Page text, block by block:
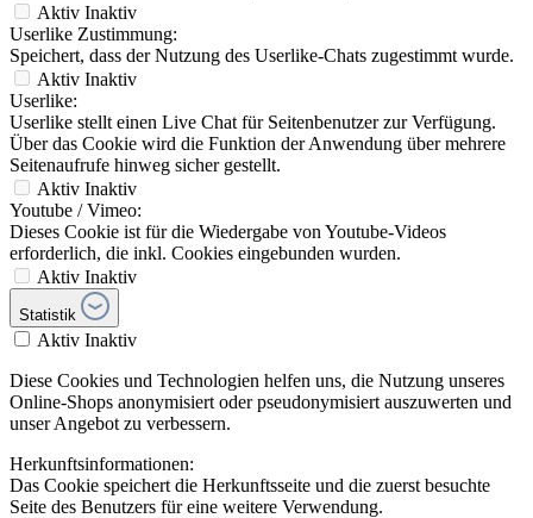
Aktiv Inaktiv
Userlike Zustimmung:
Speichert, dass der Nutzung des Userlike-Chats zugestimmt wurde.
Aktiv Inaktiv
Userlike:
Userlike stellt einen Live Chat für Seitenbenutzer zur Verfügung.
Über das Cookie wird die Funktion der Anwendung über mehrere
Seitenaufrufe hinweg sicher gestellt.
Aktiv Inaktiv
Youtube / Vimeo:
Dieses Cookie ist für die Wiedergabe von Youtube-Videos
erforderlich, die inkl. Cookies eingebunden wurden.
Aktiv Inaktiv
Statistik
Aktiv Inaktiv
Diese Cookies und Technologien helfen uns, die Nutzung unseres
Online-Shops anonymisiert oder pseudonymisiert auszuwerten und
unser Angebot zu verbessern.
Herkunftsinformationen:
Das Cookie speichert die Herkunftsseite und die zuerst besuchte
Seite des Benutzers für eine weitere Verwendung.